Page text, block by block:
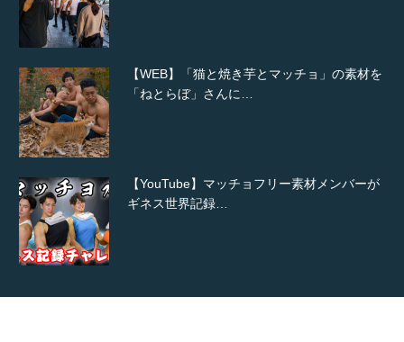
【WEB】「猫と焼き芋とマッチョ」の素材を
「ねとらぼ」さんに…
【YouTube】マッチョフリー素材メンバーが
ギネス世界記録…